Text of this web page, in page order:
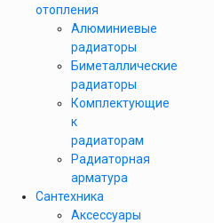
отопления
Алюминиевые
радиаторы
Биметаллические
радиаторы
Комплектующие
к
радиаторам
Радиаторная
арматура
Сантехника
Аксессуары